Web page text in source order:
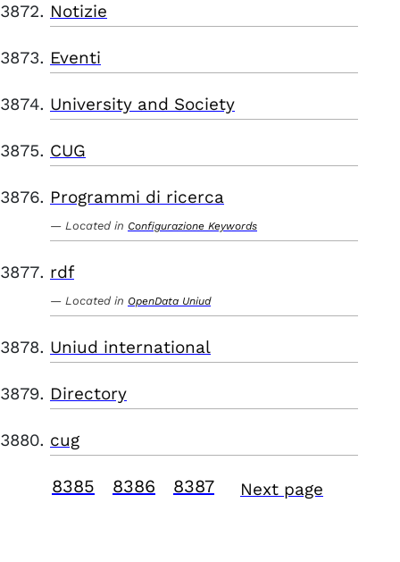
Notizie
Eventi
University and Society
CUG
Programmi di ricerca
Located in Configurazione Keywords
rdf
Located in OpenData Uniud
Uniud international
Directory
cug
8385 8386 8387 Next page